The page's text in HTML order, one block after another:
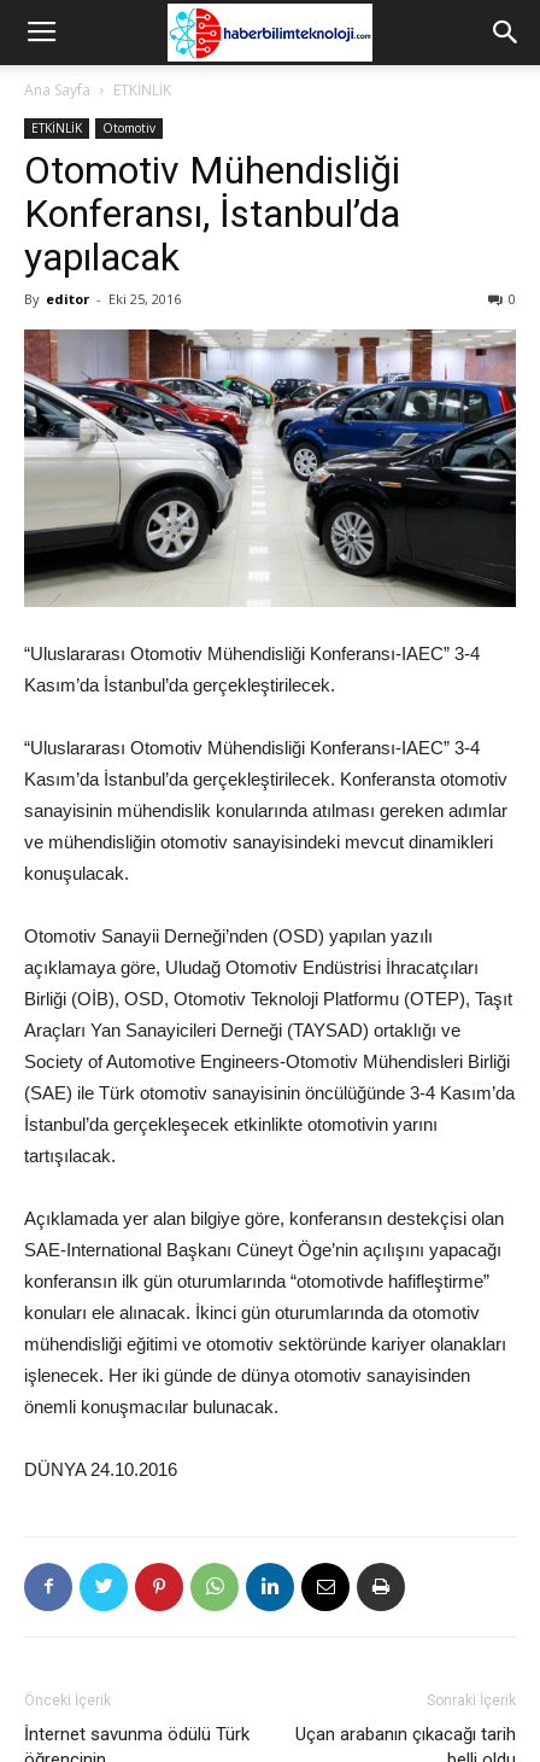
Ana Sayfa ETKİNLİK
ETKİNLİK Otomotiv
Otomotiv Mühendisliği
Konferansı, İstanbul’da
yapılacak
By editor - Eki 25, 2016 0
“Uluslararası Otomotiv Mühendisliği Konferansı-IAEC” 3-4
Kasım’da İstanbul’da gerçekleştirilecek.
“Uluslararası Otomotiv Mühendisliği Konferansı-IAEC” 3-4
Kasım’da İstanbul’da gerçekleştirilecek. Konferansta otomotiv
sanayisinin mühendislik konularında atılması gereken adımlar
ve mühendisliğin otomotiv sanayisindeki mevcut dinamikleri
konuşulacak.
Otomotiv Sanayii Derneği’nden (OSD) yapılan yazılı
açıklamaya göre, Uludağ Otomotiv Endüstrisi İhracatçıları
Birliği (OİB), OSD, Otomotiv Teknoloji Platformu (OTEP), Taşıt
Araçları Yan Sanayicileri Derneği (TAYSAD) ortaklığı ve
Society of Automotive Engineers-Otomotiv Mühendisleri Birliği
(SAE) ile Türk otomotiv sanayisinin öncülüğünde 3-4 Kasım’da
İstanbul’da gerçekleşecek etkinlikte otomotivin yarını
tartışılacak.
Açıklamada yer alan bilgiye göre, konferansın destekçisi olan
SAE-International Başkanı Cüneyt Öge’nin açılışını yapacağı
konferansın ilk gün oturumlarında “otomotivde hafifleştirme”
konuları ele alınacak. İkinci gün oturumlarında da otomotiv
mühendisliği eğitimi ve otomotiv sektöründe kariyer olanakları
işlenecek. Her iki günde de dünya otomotiv sanayisinden
önemli konuşmacılar bulunacak.
DÜNYA 24.10.2016
Önceki İçerik
İnternet savunma ödülü Türk
Sonraki İçerik
Uçan arabanın çıkacağı tarih